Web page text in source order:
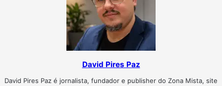
David Pires Paz
David Pires Paz é jornalista, fundador e publisher do Zona Mista, site